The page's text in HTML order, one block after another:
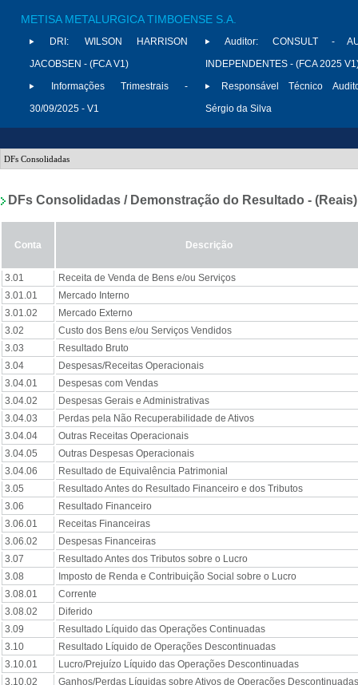
METISA METALURGICA TIMBOENSE S.A.
DRI:
WILSON HARRISON
JACOBSEN - (FCA V1)
Informações Trimestrais -
30/09/2025 - V1
Auditor:
CONSULT -
INDEPENDENTES - (FCA 2025
Responsável Técnico
Sérgio da Silva